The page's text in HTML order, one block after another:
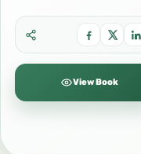
View Book